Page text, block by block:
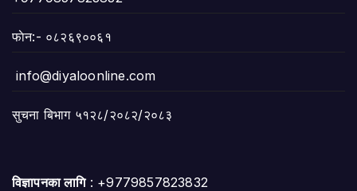
फाेन:- ०८२६९००६१
info@diyaloonline.com
सुचना बिभाग ५१२८/२०८२/२०८३
विज्ञापनका लागि: +9779857823832